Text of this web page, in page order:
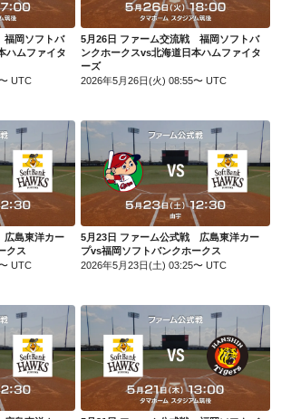
岡ソフトバ
ハムファイタ
UTC
5月26日 ファーム交流戦 福岡ソフトバ
ンクホークスvs北海道日本ハムファイタ
ーズ
2026年5月26日(火) 08:55〜 UTC
5月24日 ファーム公式戦 広島東洋カープvs福岡ソフトバンクホークス
島東洋カー
クス
UTC
5月23日 ファーム公式戦 広島東洋カープvs福岡ソフトバンクホークス
5月23日 ファーム公式戦 広島東洋カー
プvs福岡ソフトバンクホークス
2026年5月23日(土) 03:25〜 UTC
5月22日 ファーム公式戦 広島東洋カープvs福岡ソフトバンクホークス 5月21日 ファーム公式戦 福岡ソフトバンクホークスvs阪神タイガース